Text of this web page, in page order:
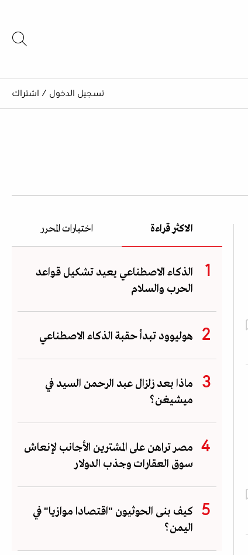
تسجيل الدخول / اشتراك
الاكثر قراءة اختيارات المحرر
الذكاء الاصطناعي يعيد تشكيل قواعد
الحرب والسلام
هوليوود تبدأ حقبة الذكاء الاصطناعي
ماذا بعد زلزال عبد الرحمن السيد في
ميشيغن؟
مصر تراهن على المشترين الأجانب لإنعاش
سوق العقارات وجذب الدولار
كيف بنى الحوثيون "اقتصادا موازيا" في
اليمن؟